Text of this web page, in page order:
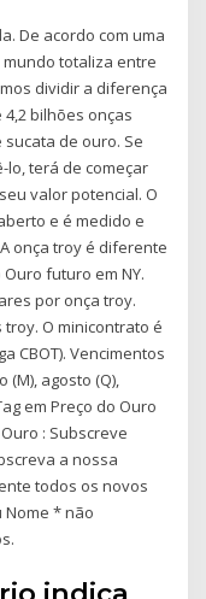
De acordo com uma
totaliza entre
dividir a diferença
bilhões onças
de ouro. Se
lo, terá de começar
valor potencial. O
e é medido e
onça troy é diferente
futuro em NY.
por onça troy.
O minicontrato é
CBOT). Vencimentos
(M), agosto (Q),
em Preço do Ouro
: Subscreve
a nossa
todos os novos
Nome * não